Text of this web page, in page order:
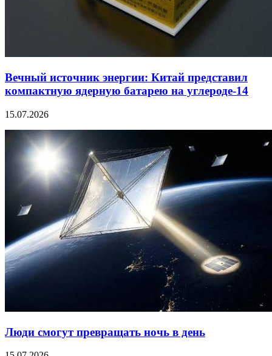
Вечный источник энергии: Китай представил
компактную ядерную батарею на углероде-14
15.07.2026
Люди смогут превращать ночь в день